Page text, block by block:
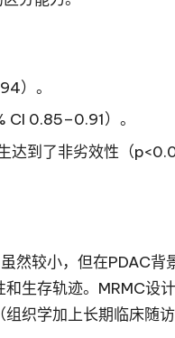
）。
0.85–0.91）。
达到了非劣效性（
较小，但在PDAC背
生存轨迹。MRMC设
织学加上长期临床随